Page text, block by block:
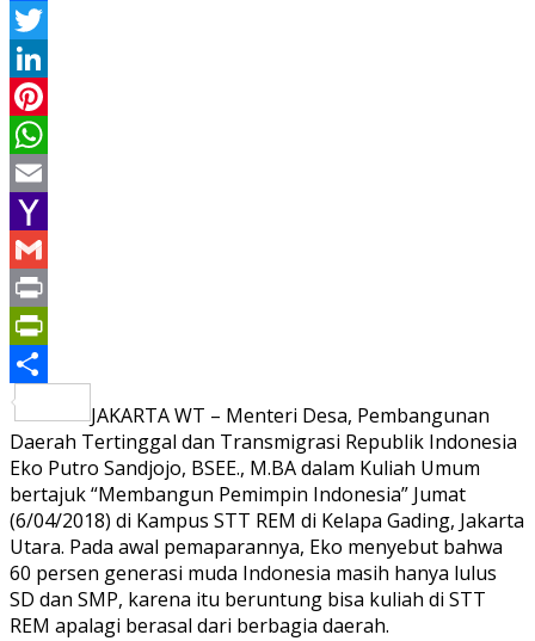
Facebook
Twitter
LinkedIn
Pinterest
WhatsApp
Email
Yahoo
Mail
Gmail
Print
PrintFriendly
Share
JAKARTA WT – Menteri Desa, Pembangunan
Daerah Tertinggal dan Transmigrasi Republik Indonesia
Eko Putro Sandjojo, BSEE., M.BA dalam Kuliah Umum
bertajuk “Membangun Pemimpin Indonesia” Jumat
(6/04/2018) di Kampus STT REM di Kelapa Gading, Jakarta
Utara. Pada awal pemaparannya, Eko menyebut bahwa
60 persen generasi muda Indonesia masih hanya lulus
SD dan SMP, karena itu beruntung bisa kuliah di STT
REM apalagi berasal dari berbagia daerah.